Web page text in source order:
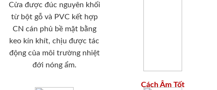
Cửa được đúc nguyên khối
từ bột gỗ và PVC kết hợp
CN cán phủ bề mặt bằng
keo kín khít, chịu được tác
động của môi trường nhiệt
đới nóng ẩm.
Cách Âm Tốt